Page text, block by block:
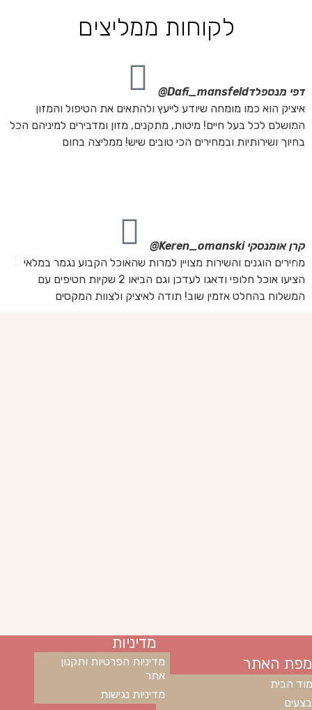
לקוחות ממליצים
דפי מנספלדDafi_mansfeld@
איציק הוא כמו מומחה שיודע לייעץ ולהתאים את הטיפול והמזון
המושלם לכל בעל חיים! מיטות, מתקנים, מזון ומדבירים למיניהם הכל
בחיוך ושירותיות ובמחירים הכי טובים שיש! ממליצה בחום
קרן אומנסקיKeren_omanski@
מחירים הוגנים והשירות מצויין למרות שהאוכל הקבוע נגמר במלאי
הציעו אוכל חלופי ודאגו לעדכן וגם הביאו 2 שקיות חטיפים עם
המשלוח בהחלט אזמין שוב! תודה לאיציק ולצוות המקסים
מפת האתר
הבית
מדיניות
מדיניות הפרטיות ותקנון
אתר
מדיניות נגישות